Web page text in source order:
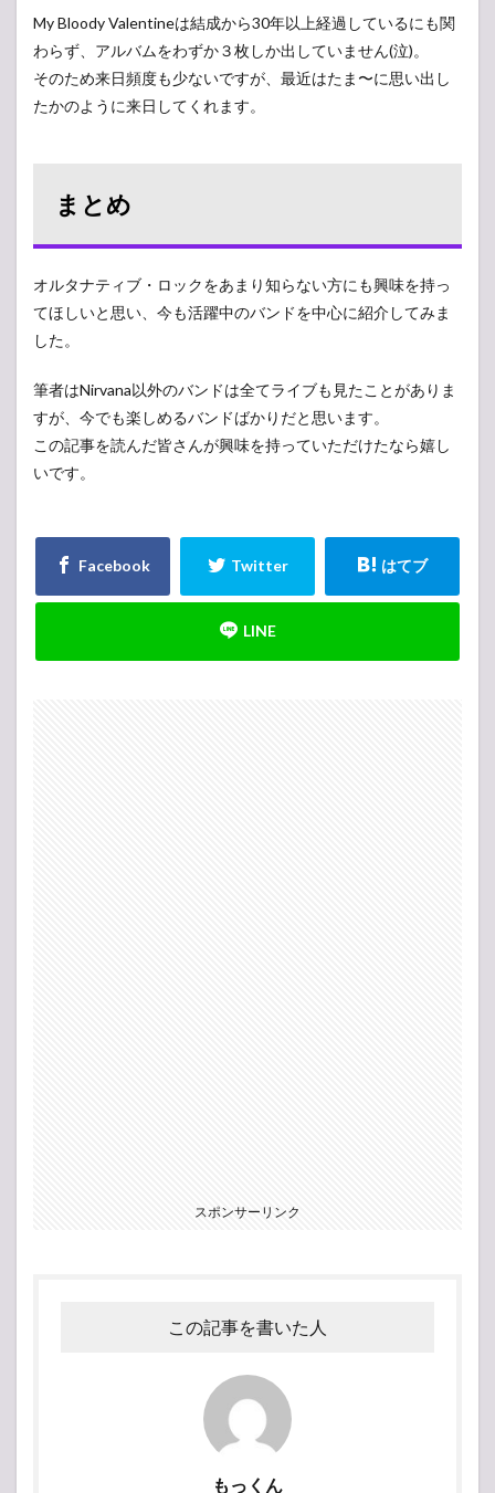
My Bloody Valentineは結成から30年以上経過しているにも関
わらず、アルバムをわずか３枚しか出していません(泣)。
そのため来日頻度も少ないですが、最近はたま〜に思い出し
たかのように来日してくれます。
まとめ
オルタナティブ・ロックをあまり知らない方にも興味を持っ
てほしいと思い、今も活躍中のバンドを中心に紹介してみま
した。
筆者はNirvana以外のバンドは全てライブも見たことがありま
すが、今でも楽しめるバンドばかりだと思います。
この記事を読んだ皆さんが興味を持っていただけたなら嬉し
いです。
スポンサーリンク
この記事を書いた人
もっくん